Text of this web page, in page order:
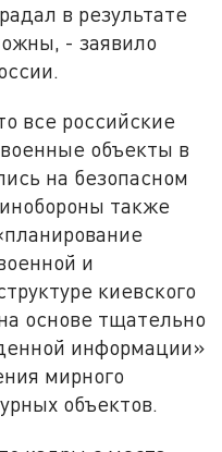
в результате
- заявило
все российские
объекты в
на безопасном
также
и
киевского
основе тщательно
информации»
мирного
объектов.